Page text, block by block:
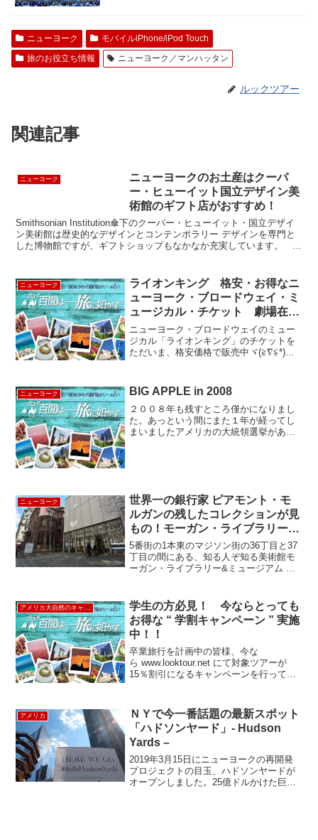
ニューヨーク
モバイルiPhone/iPod Touch
旅のお役立ち情報
ニューヨーク／マンハッタン
ルックツアー
関連記事
ニューヨーク
ニューヨークのお土産はクーパ
ー・ヒューイット国立デザイン美
術館のギフト店がおすすめ！
Smithsonian Institution傘下のクーパー・ヒューイット・国立デザイ
ン美術館は歴史的なデザインとコンテンポラリー デザインを専門と
した博物館ですが、ギフトショップもなかなか充実しています。 近
ニューヨーク
ライオンキング 格安・お得なニ
ューヨーク・ブロードウェイ・ミ
ュージカル・チケット 劇場在庫
オンライン販売！
ニューヨーク・ブロードウェイのミュー
ジカル「ライオンキング」のチケットを
ただいま、格安価格で販売中ヾ(≧∇≦*)〃
テムの秘密・・・(☆Д☆)ｷﾗﾘｰﾝ♪ ルック
ツ...
ニューヨーク BIG APPLE in 2008
２００８年も残すところ僅かになりまし
た。あっという間にまた１年が経ってし
まいましたアメリカの大統領選挙があっ
ニューヨーク
世界一の銀行家 ピアモント・モ
ルガンの残したコレクションが見
もの！モーガン・ライブラリー
“The Mogan Library &
Museum”
5番街の1本東のマジソン街の36丁目と37
丁目の間にある、知る人ぞ知る美術館モ
ーガン・ライブラリー&ミュージアム 地
ぎてしまいそうです。全米、いたる所に
あるチェイス銀行...
アメリカ大自然のキャンペーン
学生の方必見！ 今ならとっても
お得な “ 学割キャンペーン ” 実施
中！！
卒業旅行を計画中の皆様、今な
ら www.looktour.net にて対象ツアーが
15％割引になるキャンペーンを行ってい
月31日（キャンペーン対象期...
アメリカ
ＮＹで今一番話題の最新スポット
「ハドソンヤード」- Hudson
Yards –
2019年3月15日にニューヨークの再開発
プロジェクトの目玉、ハドソンヤードが
オープンしました。25億ドルかけた巨大